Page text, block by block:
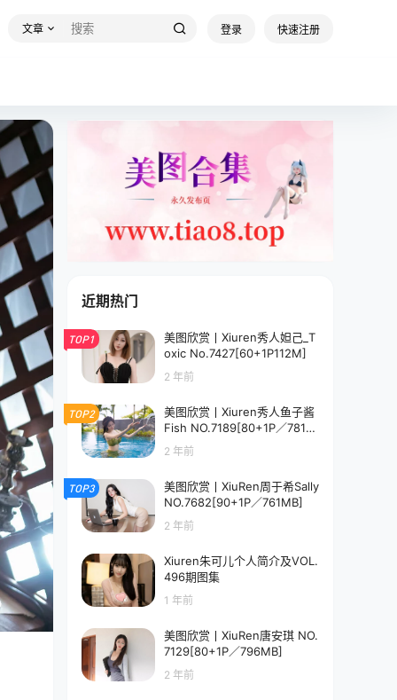
文章 登录 快速注册
近期热门
TOP1
美图欣赏丨Xiuren秀人妲己_T
oxic No.7427[60+1P112M]
2 年前
TOP2
美图欣赏丨Xiuren秀人鱼子酱
Fish NO.7189[80+1P／781M
2 年前
TOP3
美图欣赏丨XiuRen周于希Sally
NO.7682[90+1P／761MB]
2 年前
Xiuren朱可儿个人简介及VOL.
496期图集
1 年前
美图欣赏丨XiuRen唐安琪 NO.
7129[80+1P／796MB]
2 年前